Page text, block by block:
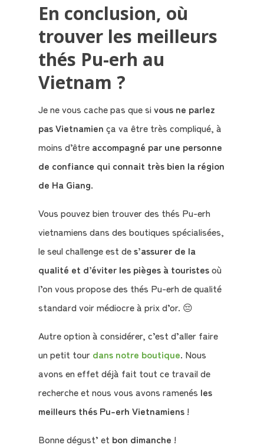
En conclusion, où
trouver les meilleurs
thés Pu-erh au
Vietnam ?
Je ne vous cache pas que sivous ne parlez
pas Vietnamien ça va être très compliqué, à
moins d’êtreaccompagné par une personne
de confiance qui connait très bien la région
de Ha Giang.
Vous pouvez bien trouver des thés Pu-erh
vietnamiens dans des boutiques spécialisées,
le seul challenge est des’assurer de la
qualité et d’éviter les pièges à touristesoù
l’on vous propose des thés Pu-erh de qualité
standard voir médiocre à prix d’or. 😔
Autre option à considérer, c’est d’aller faire
un petit tourdans notre boutique. Nous
avons en effet déjà fait tout ce travail de
recherche et nous vous avons ramenés les
meilleurs thés Pu-erh Vietnamiens!
Bonne dégust’ et bon dimanche !